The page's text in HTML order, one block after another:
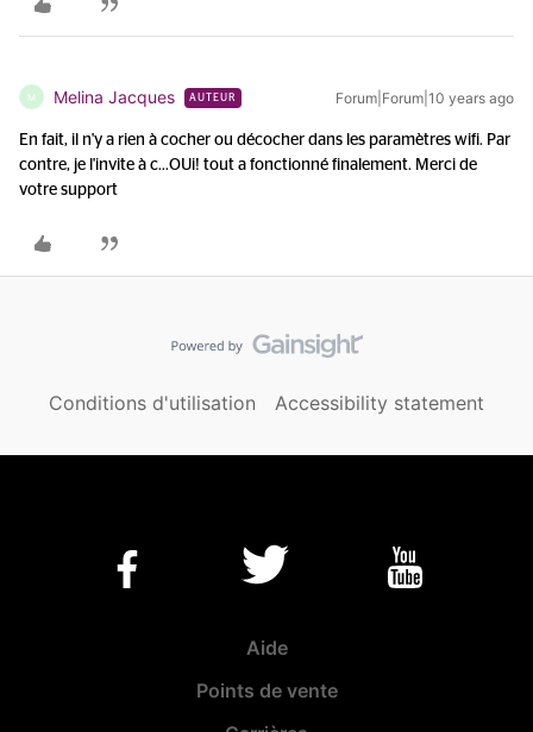
M Melina Jacques AUTEUR Forum|Forum|10 years ago
En fait, il n'y a rien à cocher ou décocher dans les paramètres wifi. Par
contre, je l'invite à c...OUi! tout a fonctionné finalement. Merci de
votre support
Conditions d'utilisation Accessibility statement
Aide
Points de vente